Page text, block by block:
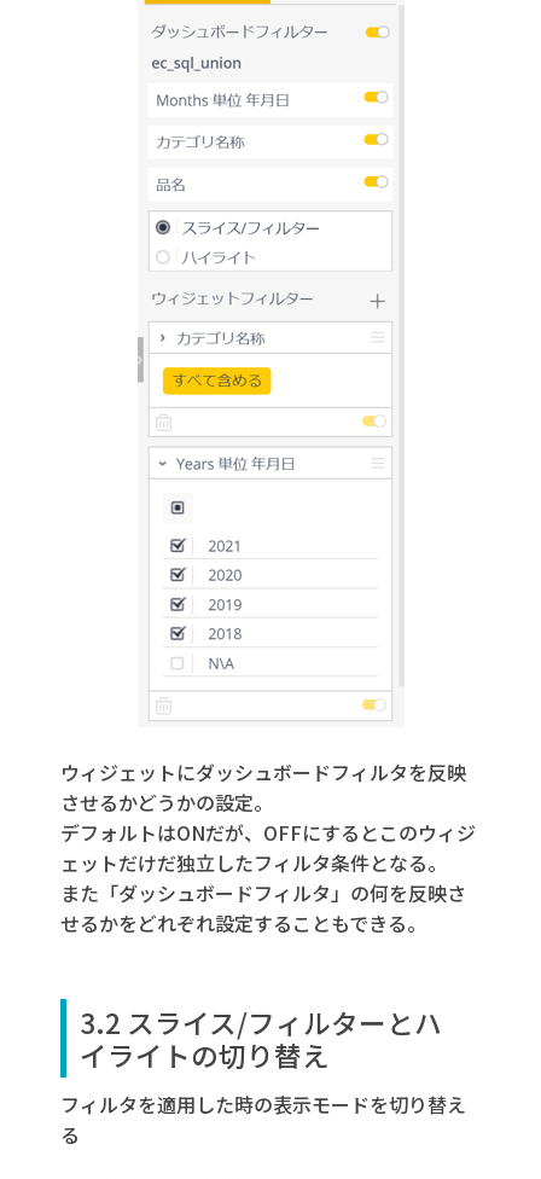
ウィジェットにダッシュボードフィルタを反映
させるかどうかの設定。
デフォルトはONだが、OFFにするとこのウィジ
ェットだけだ独立したフィルタ条件となる。
また「ダッシュボードフィルタ」の何を反映さ
せるかをどれぞれ設定することもできる。
3.2 スライス/フィルターとハ
イライトの切り替え
フィルタを適用した時の表示モードを切り替え
る